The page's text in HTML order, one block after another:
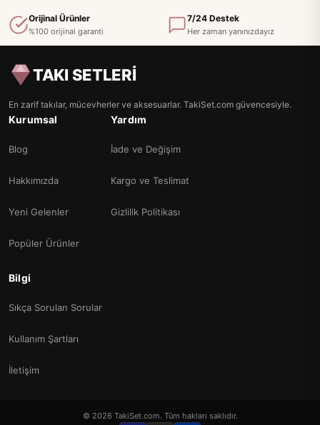
Orijinal Ürünler
%100 orijinal garanti
7/24 Destek
Her zaman yanınızdayız
TAKI SETLERİ
En zarif takılar, mücevherler ve aksesuarlar. TakiSet.com güvencesiyle.
Kurumsal
Blog
Hakkımızda
Yeni Gelenler
Popüler Ürünler
Yardım
İade ve Değişim
Kargo ve Teslimat
Gizlilik Politikası
Bilgi
Sıkça Sorulan Sorular
Kullanım Şartları
İletişim
© 2026 TakiSet.com. Tüm hakları saklıdır.